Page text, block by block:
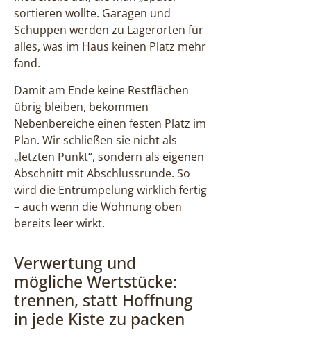
sortieren wollte. Garagen und
Schuppen werden zu Lagerorten für
alles, was im Haus keinen Platz mehr
fand.
Damit am Ende keine Restflächen
übrig bleiben, bekommen
Nebenbereiche einen festen Platz im
Plan. Wir schließen sie nicht als
„letzten Punkt“, sondern als eigenen
Abschnitt mit Abschlussrunde. So
wird die Entrümpelung wirklich fertig
– auch wenn die Wohnung oben
bereits leer wirkt.
Verwertung und
mögliche Wertstücke:
trennen, statt Hoffnung
in jede Kiste zu packen